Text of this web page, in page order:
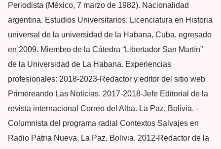
Periodista (México, 7 marzo de 1982). Nacionalidad
argentina. Estudios Universitarios: Licenciatura en Historia
universal de la universidad de la Habana, Cuba, egresado
en 2009. Miembro de la Cátedra “Libertador San Martín”
de la Universidad de La Habana. Experiencias
profesionales: 2018-2023-Redactor y editor del sitio web
Primereando Las Noticias. 2017-2018-Jefe Editorial de la
revista internacional Correo del Alba. La Paz, Bolivia. -
Columnista del programa radial Contextos Salvajes en
Radio Patria Nueva, La Paz, Bolivia. 2012-Redactor de la